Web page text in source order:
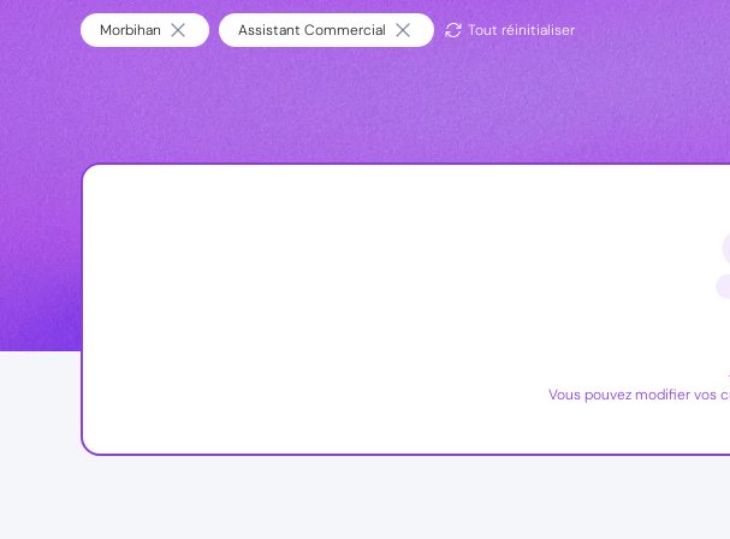
Morbihan Assistant Commercial Tout réinitialiser
Vous pouvez modifier vos